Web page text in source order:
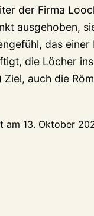
der Firma
ausgehoben,
das
die Löcher
Ziel, auch die
am 13. Oktober